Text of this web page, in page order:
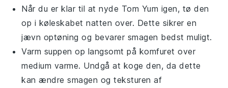
Når du er klar til at nyde Tom Yum igen, tø den
op i køleskabet natten over. Dette sikrer en
jævn optøning og bevarer smagen bedst muligt.
Varm suppen op langsomt på komfuret over
medium varme. Undgå at koge den, da dette
kan ændre smagen og teksturen af